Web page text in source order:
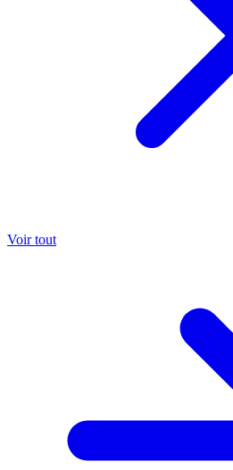
Voir tout